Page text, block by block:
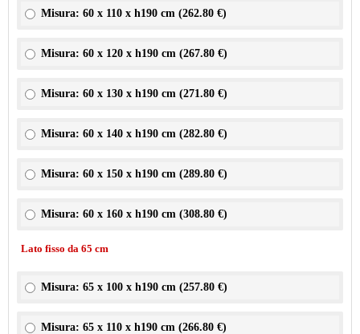
Misura: 60 x 110 x h190 cm (262.80 €)
Misura: 60 x 120 x h190 cm (267.80 €)
Misura: 60 x 130 x h190 cm (271.80 €)
Misura: 60 x 140 x h190 cm (282.80 €)
Misura: 60 x 150 x h190 cm (289.80 €)
Misura: 60 x 160 x h190 cm (308.80 €)
Lato fisso da 65 cm
Misura: 65 x 100 x h190 cm (257.80 €)
Misura: 65 x 110 x h190 cm (266.80 €)